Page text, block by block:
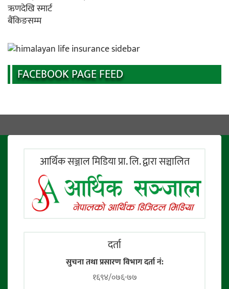
FACEBOOK PAGE FEED
आर्थिक सञ्जाल मिडिया प्रा. लि. द्वारा सञ्चालित
दर्ता
सुचना तथा प्रसारण विभाग दर्ता नं:
१६९४/०७६-७७